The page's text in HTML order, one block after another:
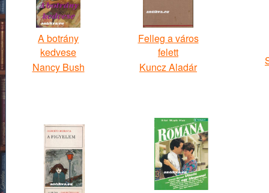
A botrány
kedvese
Nancy Bush
Felleg a város
felett
Kuncz Aladár